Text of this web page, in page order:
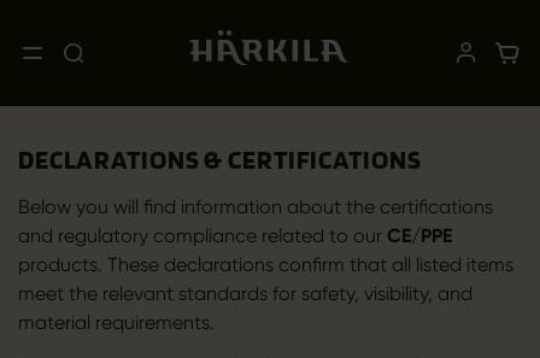
DECLARATIONS & CERTIFICATIONS
Below you will find information about the certifications
and regulatory compliance related to our CE/PPE
products. These declarations confirm that all listed items
meet the relevant standards for safety, visibility, and
material requirements.